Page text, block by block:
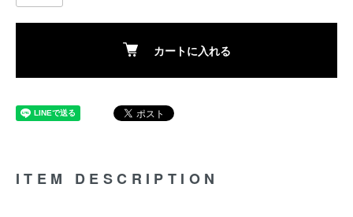
カートに入れる
ITEM DESCRIPTION